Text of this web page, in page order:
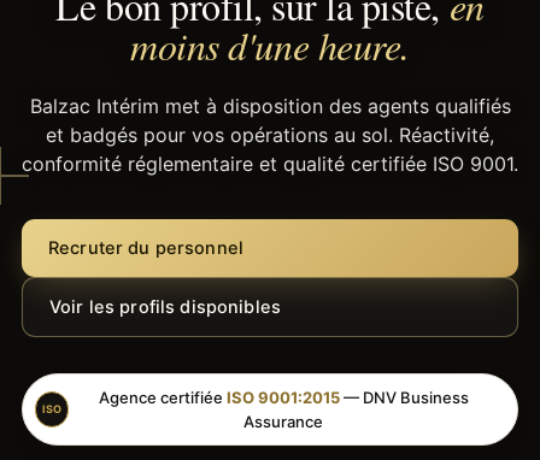
moins d'une heure.
Balzac Intérim met à disposition des agents qualifiés
et badgés pour vos opérations au sol. Réactivité,
conformité réglementaire et qualité certifiée ISO 9001.
Recruter du personnel
Voir les profils disponibles
ISO
Agence certifiée ISO 9001:2015— DNV Business
Assurance